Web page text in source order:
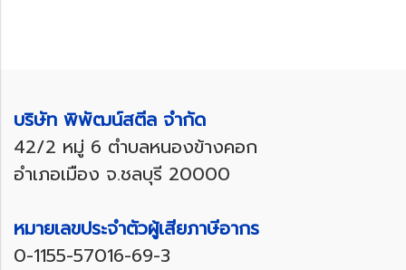
บริษัท พิพัฒน์สตีล จำกัด
42/2 หมู่ 6 ตำบลหนองข้างคอก
อำเภอเมือง จ.ชลบุรี 20000
หมายเลขประจำตัวผู้เสียภาษีอากร
0-1155-57016-69-3